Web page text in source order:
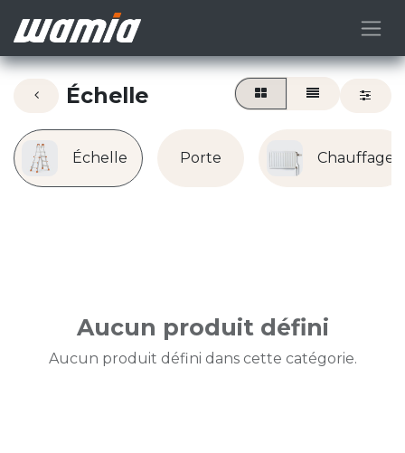
Échelle
Échelle Porte Chauffage
Aucun produit défini
Aucun produit défini dans cette catégorie.